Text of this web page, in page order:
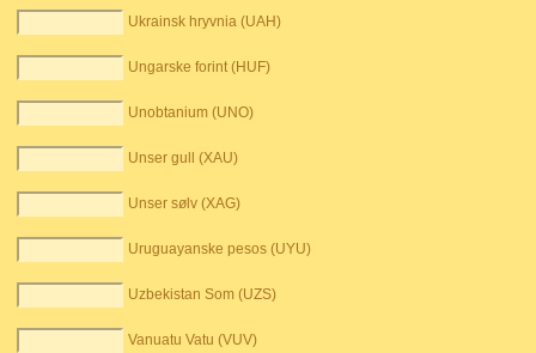
Ukrainsk hryvnia (UAH)
Ungarske forint (HUF)
Unobtanium (UNO)
Unser gull (XAU)
Unser sølv (XAG)
Uruguayanske pesos (UYU)
Uzbekistan Som (UZS)
Vanuatu Vatu (VUV)